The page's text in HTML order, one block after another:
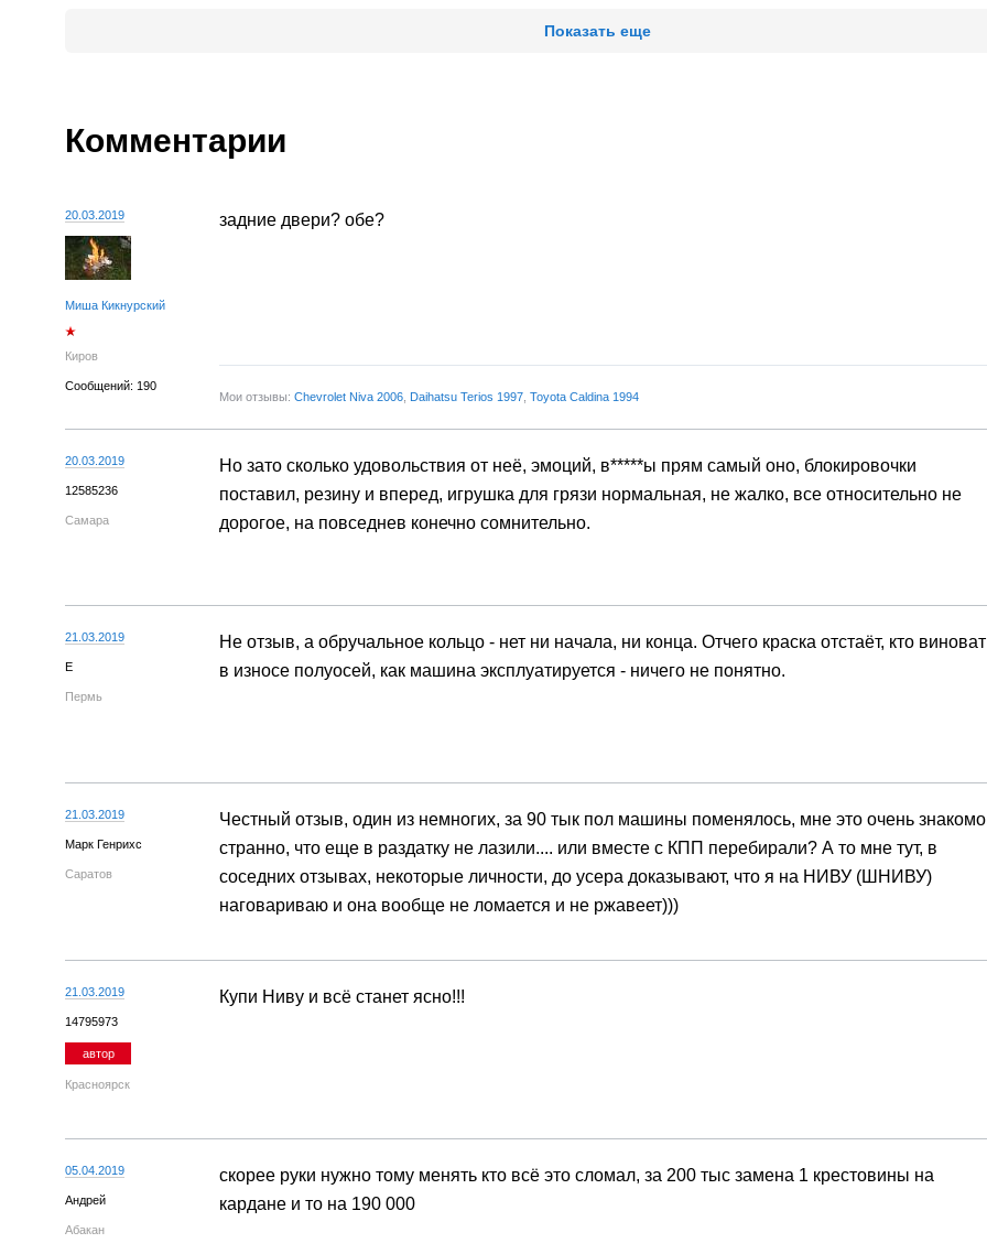
Показать еще
Комментарии
20.03.2019
Миша Кикнурский
Киров
Сообщений: 190
задние двери? обе?
Мои отзывы: Chevrolet Niva 2006 Daihatsu Terios 1997 Toyota Caldina 1994
20.03.2019
12585236
Самара
Но зато сколько удовольствия от неё, эмоций, в*****ы прям самый оно, блокировочки
поставил, резину и вперед, игрушка для грязи нормальная, не жалко, все относительно не
дорогое, на повседнев конечно сомнительно.
21.03.2019
Е
Пермь
Не отзыв, а обручальное кольцо - нет ни начала, ни конца. Отчего краска отстаёт, кто виноват
в износе полуосей, как машина эксплуатируется - ничего не понятно.
21.03.2019
Марк Генрихс
Саратов
Честный отзыв, один из немногих, за 90 тык пол машины поменялось, мне это очень
странно, что еще в раздатку не лазили.... или вместе с КПП перебирали? А то мне тут, в
соседних отзывах, некоторые личности, до усера доказывают, что я на НИВУ (ШНИВУ)
наговариваю и она вообще не ломается и не ржавеет)))
21.03.2019
14795973
автор
Красноярск
Купи Ниву и всё станет ясно!!!
05.04.2019
Андрей
Абакан
скорее руки нужно тому менять кто всё это сломал, за 200 тыс замена 1 крестовины на
кардане и то на 190 000